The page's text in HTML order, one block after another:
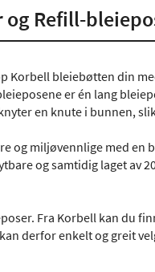
Refill-
Korbell bleiebøtten din
er én lang
en knute i bunnen,
og miljøvennlige med
og samtidig laget av
Fra Korbell kan du
derfor enkelt og greit